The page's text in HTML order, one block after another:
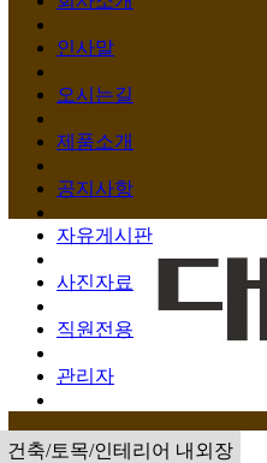
인사말
오시는길
제품소개
공지사항
자유게시판
사진자료
직원전용
관리자
건축/토목/인테리어 내외장